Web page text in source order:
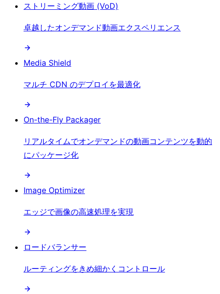
ストリーミング動画 (VoD)
卓越したオンデマンド動画エクスペリエンス
Media Shield
マルチ CDN のデプロイを最適化
On-the-Fly Packager
リアルタイムでオンデマンドの動画コンテンツを動的
にパッケージ化
Image Optimizer
エッジで画像の高速処理を実現
ロードバランサー
ルーティングをきめ細かくコントロール